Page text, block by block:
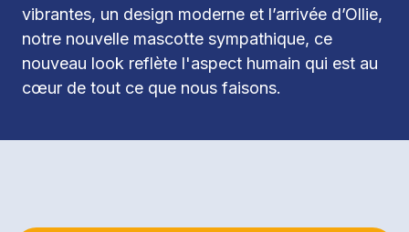
vibrantes, un design moderne et l’arrivée d’Ollie,
notre nouvelle mascotte sympathique, ce
nouveau look reflète l'aspect humain qui est au
cœur de tout ce que nous faisons.